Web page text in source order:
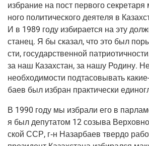
избра­ние на пост пер­во­го
но­го поли­ти­че­ско­го дея­те­ля в
И в 1989 году изби­ра­ет­ся на эту
ста­нец. Я бы ска­зал, что это был
сти, госу­дар­ствен­ной
за наш Казах­стан, за нашу Роди­ну.
необ­хо­ди­мо­сти под­та­со­вы­вать
ба­ев был избран прак­ти­че­ски
В 1990 году мы избра­ли его в
я был депу­та­том 12 созы­ва
ской ССР, г‑н Назар­ба­ев твер­до